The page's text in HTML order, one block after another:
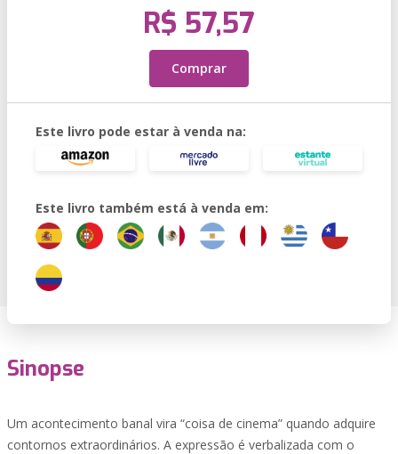
R$ 57,57
Comprar
Este livro pode estar à venda na:
Este livro também está à venda em:
Sinopse
Um acontecimento banal vira “coisa de cinema” quando adquire
contornos extraordinários. A expressão é verbalizada com o